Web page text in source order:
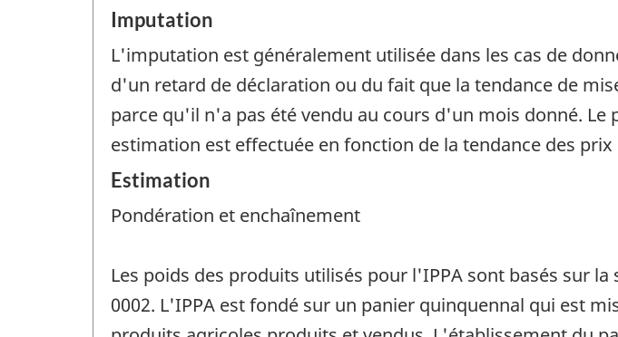
Imputation
L'imputation est généralement utilisée dans les cas de
d'un retard de déclaration ou du fait que la tendance de
parce qu'il n'a pas été vendu au cours d'un mois donné.
estimation est effectuée en fonction de la tendance des
Estimation
Pondération et enchaînement
Les poids des produits utilisés pour l'IPPA sont basés sur
0002. L'IPPA est fondé sur un panier quinquennal qui est